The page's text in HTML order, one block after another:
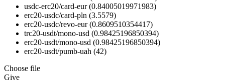
usdc-erc20/card-eur (0.84005019971983)
erc20-usdc/card-pln (3.5579)
erc20-usdc/revo-eur (0.8609510354417)
trc20-usdt/mono-usd (0.98425196850394)
erc20-usdt/mono-usd (0.98425196850394)
erc20-usdt/pumb-uah (42)
Choose file
Give